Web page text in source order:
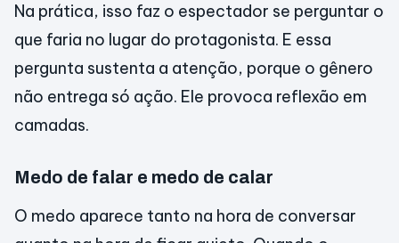
Na prática, isso faz o espectador se perguntar o
que faria no lugar do protagonista. E essa
pergunta sustenta a atenção, porque o gênero
não entrega só ação. Ele provoca reflexão em
camadas.
Medo de falar e medo de calar
O medo aparece tanto na hora de conversar